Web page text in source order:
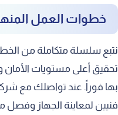
خطوات العمل
نتبع سلسلة متكاملة من
تحقيق أعلى مستويات
بها فوراً. عند تواصلك مع
فنيين لمعاينة الجهاز وفصل